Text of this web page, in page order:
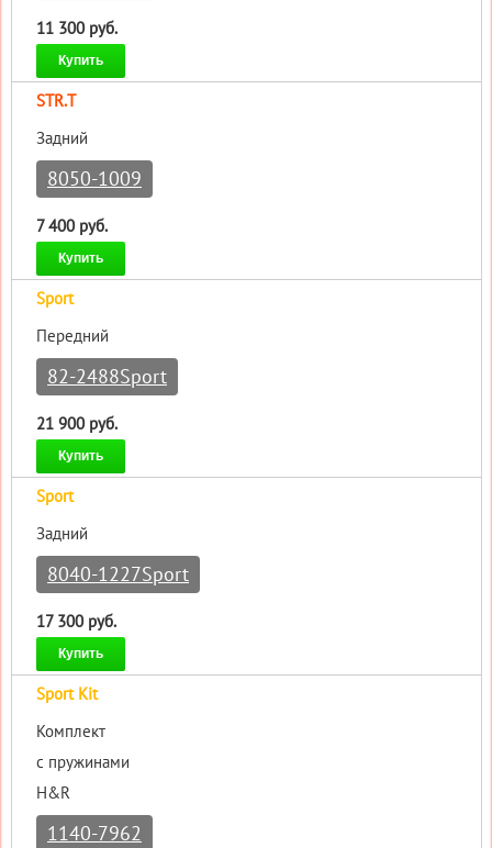
11 300 руб.
Купить
STR.T
Задний
8050-1009
7 400 руб.
Купить
Sport
Передний
82-2488Sport
21 900 руб.
Купить
Sport
Задний
8040-1227Sport
17 300 руб.
Купить
Sport Kit
Комплект
с пружинами
H&R
1140-7962